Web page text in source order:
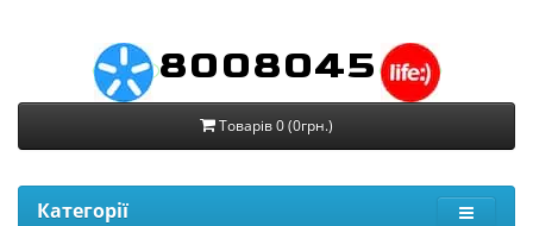
8008045
Товарів 0 (0грн.)
Категорії